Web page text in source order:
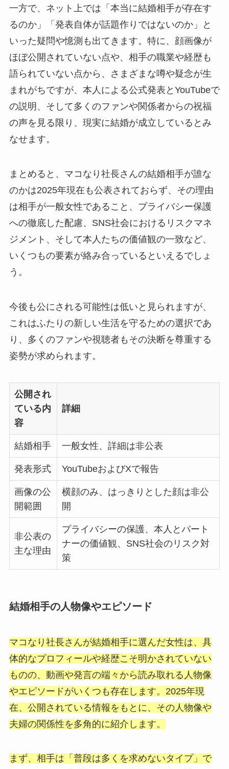
一方で、ネット上では「本当に結婚相手が存在す
るのか」「発表自体が話題作りではないのか」と
いった疑問や憶測も出てきます。特に、顔画像が
ほぼ公開されていない点や、相手の職業や経歴も
語られていない点から、さまざまな噂や疑念が生
まれがちですが、本人による公式発表とYouTubeで
の説明、そして多くのファンや関係者からの祝福
の声を見る限り、現実に結婚が成立しているとみ
なせます。
まとめると、マコなり社長さんの結婚相手が誰な
のかは2025年現在も公表されておらず、その理由
は相手が一般女性であること、プライバシー保護
への徹底した配慮、SNS社会におけるリスクマネ
ジメント、そして本人たちの価値観の一致など、
いくつもの要素が絡み合っているといえるでしょ
う。
今後も公にされる可能性は低いと見られますが、
これはふたりの新しい生活を守るための選択であ
り、多くのファンや視聴者もその決断を尊重する
姿勢が求められます。
公開され
ている内
容
詳細
結婚相手 一般女性、詳細は非公表
発表形式 YouTubeおよびXで報告
画像の公
開範囲
横顔のみ、はっきりとした顔は非公
開
非公表の
主な理由
プライバシーの保護、本人とパート
ナーの価値観、SNS社会のリスク対
策
結婚相手の人物像やエピソード
マコなり社長さんが結婚相手に選んだ女性は、具
体的なプロフィールや経歴こそ明かされていない
ものの、動画や発言の端々から読み取れる人物像
やエピソードがいくつも存在します。2025年現
在、公開されている情報をもとに、その人物像や
夫婦の関係性を多角的に紹介します。
まず、相手は「普段は多くを求めないタイプ」で